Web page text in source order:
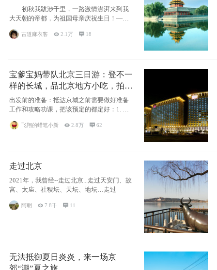
初秋我跋涉千里，一路激情澎湃来到我
大天朝的帝都，为祖国母亲庆祝生日！——
古道麻衣客 2.1万  18
宝爹宝妈带队北京三日游：登不一
样的长城，品北京地方小吃，拍盘
古七星夜景！
出发前的准备：抵达京城之前需要做好准备
工作和攻略功课，把该预定的都定好：1. 酒
飞翔的蜡笔小新 2.8万 62
走过北京
2021年，我曾经--走过北京...走过天安门、故
宫、太庙、社稷坛、天坛、地坛…走过
阿眀 7.8千  11
无法抵御夏日炎炎，来一场京